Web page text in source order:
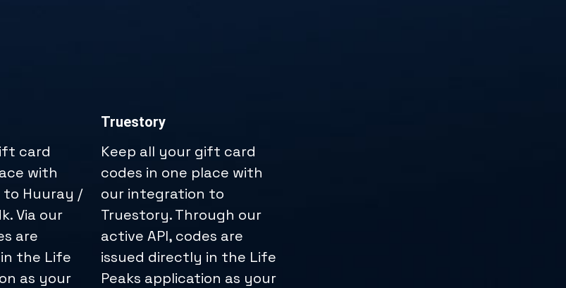
card
with
Huuray /
Via our
are
the Life
as your
Truestory
Keep all your gift card
codes in one place with
our integration to
Truestory. Through our
active API, codes are
issued directly in the Life
Peaks application as your